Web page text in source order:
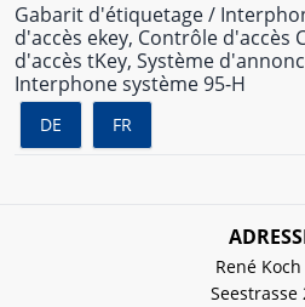
Gabarit d'étiquetage /
d'accès ekey, Contrôle d'accès
d'accès tKey, Système
Interphone système 95-H
DE FR
René Koch
Seestrasse